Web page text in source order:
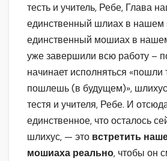
тесть и учитель, Ребе, Глава
единственный шлиах в нашем
единственный мошиах в
уже завершили всю работу –
начинает исполняться «пошли
пошлешь (в будущем)», шлихус
тестя и учителя, Ребе. И
единственное, что осталось
шлихус, — это встретить
мошиаха реально, чтобы он